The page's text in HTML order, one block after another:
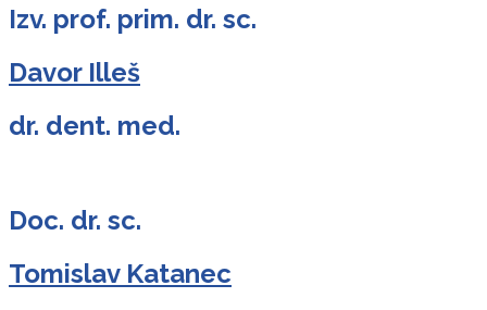
Izv. prof. prim. dr. sc.
Davor Illeš
dr. dent. med.
Doc. dr. sc.
Tomislav Katanec